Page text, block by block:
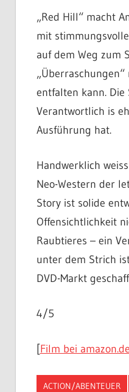
„Red Hill“ macht
mit
auf dem Weg zum
entfalten kann. Die
Verantwortlich is
Ausführung hat.
Handwerklich
Neo-Western der
Story ist solide
Offensichtlichkeit
Raubtieres – ein
unter dem Strich
DVD-Markt
4/5
[Film bei
ACTION/ABENTEUER